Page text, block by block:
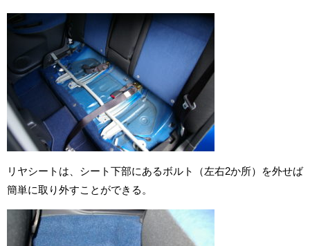
リヤシートは、シート下部にあるボルト（左右2か所）を外せば
簡単に取り外すことができる。